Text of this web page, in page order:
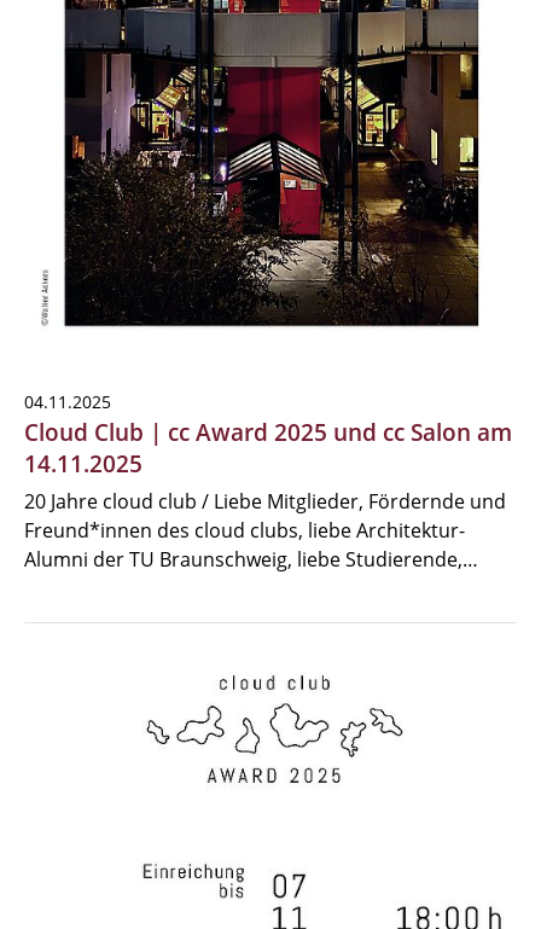
04.11.2025
Cloud Club | cc Award 2025 und cc Salon am
14.11.2025
20 Jahre cloud club / Liebe Mitglieder, Fördernde und
Freund*innen des cloud clubs, liebe Architektur-
Alumni der TU Braunschweig, liebe Studierende,…